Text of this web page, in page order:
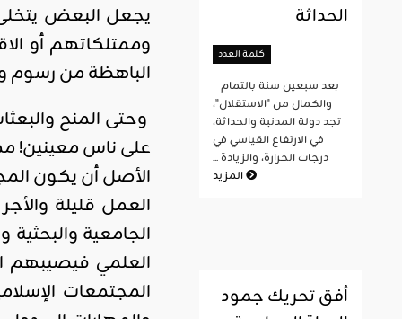
يجعل البعض
وممتلكاتهم أو
الباهظة من رسوم
وحتى المنح
على ناس معينين!
الأصل أن يكون
العمل قليلة
الجامعية
العلمي فيصيبهم
المجتمعات
الحداثة
كلمة العدد
والكمال من "الاستقلال"،
تجد دولة المدنية والحداثة،
في الارتفاع القياسي في
درجات الحرارة، والزيادة ...
المزيد
أفق تحريك جمود